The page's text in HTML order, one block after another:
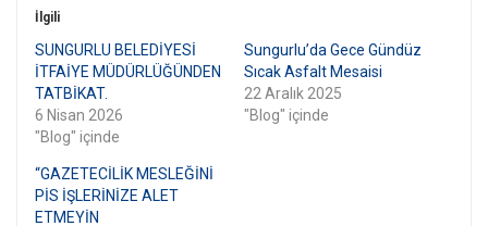
İlgili
SUNGURLU BELEDİYESİ
İTFAİYE MÜDÜRLÜĞÜNDEN
TATBİKAT.
6 Nisan 2026
"Blog" içinde
Sungurlu’da Gece Gündüz
Sıcak Asfalt Mesaisi
22 Aralık 2025
"Blog" içinde
“GAZETECİLİK MESLEĞİNİ
PİS İŞLERİNİZE ALET
ETMEYİN